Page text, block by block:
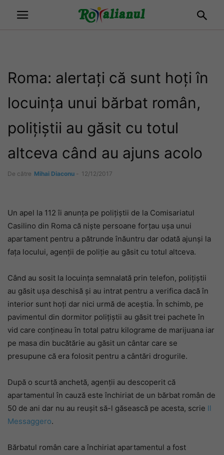
Roma: alertați că sunt hoți în
locuința unui bărbat român,
polițiștii au găsit cu totul
altceva când au ajuns acolo
De către Mihai Diaconu - 12/12/2017
Un apel la 112 îi anunța pe polițiștii de la Comisariatul
Casilino din Roma că niște persoane forțau ușa unui
apartament pentru a pătrunde înăuntru dar odată ajunși la
fața locului, agenții de poliție au găsit cu totul altceva.
Când au sosit la locuința semnalată prin telefon, polițiștii
au găsit ușa deschisă și au intrat pentru a verifica dacă în
interior sunt hoți dar nici urmă de aceștia. În schimb, pe
pavimentul din dormitor polițiștii au găsit trei pachete în
vid care conțineau în total patru kilograme de marijuana iar
pe masa din bucătărie au găsit un cântar care se
presupune că era folosit pentru a cântări drogurile.
După o scurtă anchetă, agenții au descoperit că
apartamentul în cauză este închiriat de un bărbat român de
50 de ani dar nu au reușit să-l găsească pe acesta, scrie Il
Messaggero.
Bărbatul român care a închiriat apartamentul a fost